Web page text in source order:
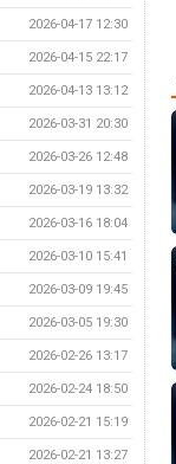
2026-04-17 12:30
2026-04-15 22:17
2026-04-13 13:12
2026-03-31 20:30
2026-03-26 12:48
2026-03-19 13:32
2026-03-16 18:04
2026-03-10 15:41
2026-03-09 19:45
2026-03-05 19:30
2026-02-26 13:17
2026-02-24 18:50
2026-02-21 15:19
2026-02-21 13:27